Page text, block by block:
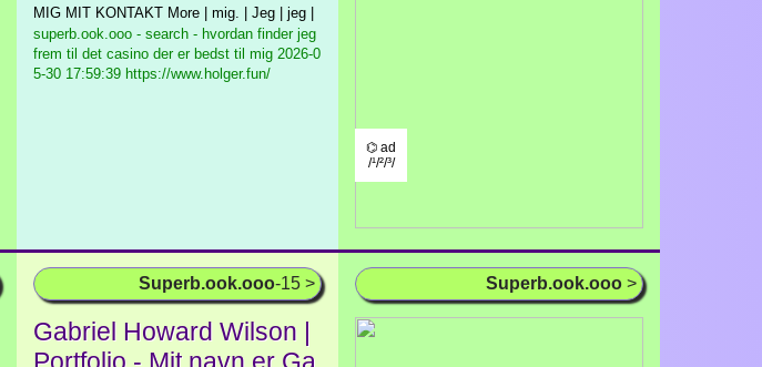
MIG MIT KONTAKT More | mig. | Jeg | jeg |
superb.ook.ooo - search - hvordan finder jeg
frem til det casino der er bedst til mig 2026-0
5-30 17:59:39 https://www.holger.fun/
⌬ ad
/¹/²/³/
Superb.ook.ooo-15 >
Gabriel Howard Wilson |
Superb.ook.ooo >